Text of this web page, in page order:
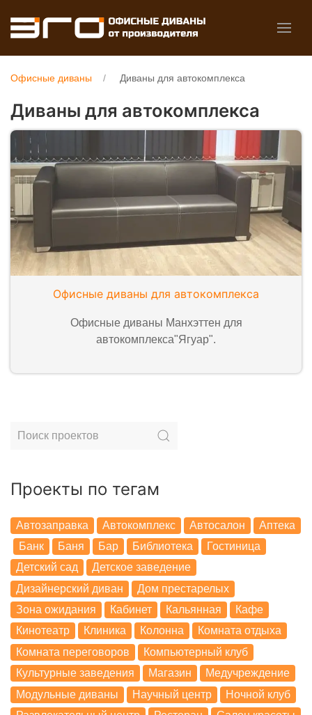
Офисные диваны Диваны для автокомплекса
Диваны для автокомплекса
Офисные диваны для автокомплекса
Офисные диваны Манхэттен для
автокомплекса"Ягуар".
Проекты по тегам
Автозаправка Автокомплекс Автосалон
Аптека
Банк
Баня Бар Библиотека
Гостиница
Детский сад
Детское заведение
Дизайнерский диван
Дом престарелых
Зона ожидания
Кабинет Кальянная
Кафе
Кинотеатр
Клиника Колонна
Комната отдыха
Комната переговоров
Компьютерный клуб
Культурные заведения
Магазин
Медучреждение
Модульные диваны
Научный центр
Ночной клуб